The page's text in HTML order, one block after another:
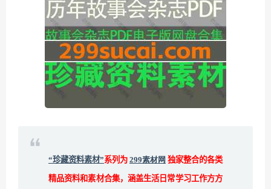
“珍藏资料素材”系列为 299素材网 独家整合的各类
精品资料和素材合集，涵盖生活日常学习工作方方